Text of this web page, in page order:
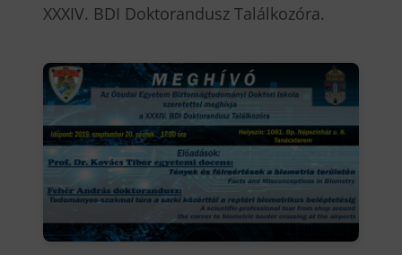
XXXIV. BDI Doktorandusz Találkozóra.